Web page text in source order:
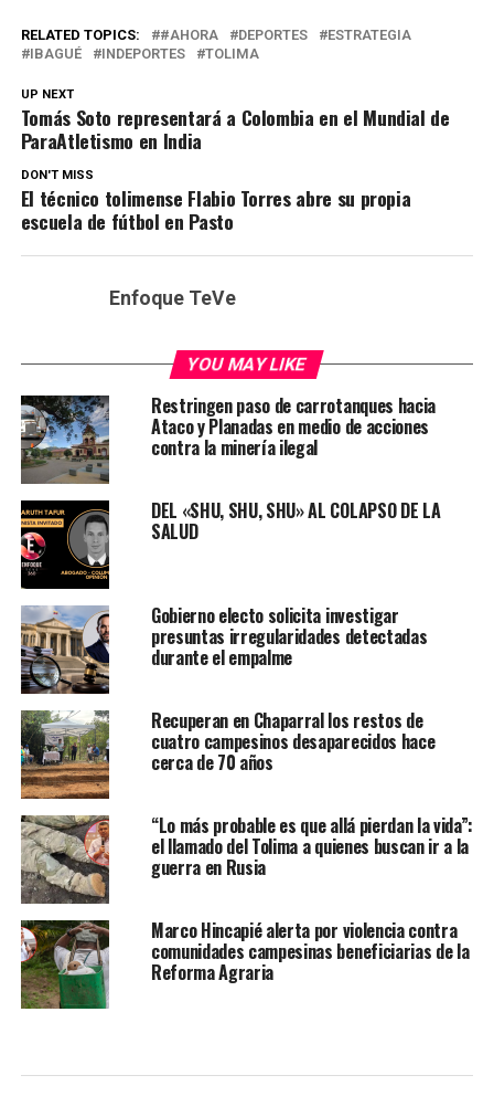
RELATED TOPICS: #AHORA DEPORTES
ESTRATEGIA
IBAGUÉ
INDEPORTES TOLIMA
UP NEXT
Tomás Soto representará a Colombia en el Mundial de
ParaAtletismo en India
DON'T MISS
El técnico tolimense Flabio Torres abre su propia
escuela de fútbol en Pasto
Enfoque TeVe
YOU MAY LIKE
Restringen paso de carrotanques hacia
Ataco y Planadas en medio de acciones
contra la minería ilegal
DEL «SHU, SHU, SHU» AL COLAPSO DE LA
SALUD
Gobierno electo solicita investigar
presuntas irregularidades detectadas
durante el empalme
Recuperan en Chaparral los restos de
cuatro campesinos desaparecidos hace
cerca de 70 años
“Lo más probable es que allá pierdan la vida”:
el llamado del Tolima a quienes buscan ir a la
guerra en Rusia
Marco Hincapié alerta por violencia contra
comunidades campesinas beneficiarias de la
Reforma Agraria